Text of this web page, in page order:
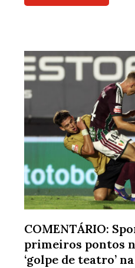
COMENTÁRIO:
primeiros pontos
‘golpe de teatro’